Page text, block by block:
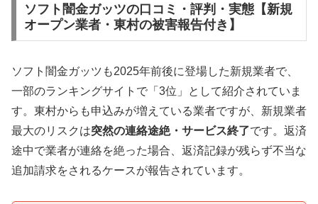
ソフト闇金ガッツの口コミ・評判・実態【新規
オープン業者・東村の被害報告付き】
ソフト闇金ガッツも2025年前後に登場した新規業者で、
一部のランキングサイトで「3位」として紹介されていま
す。東村からも申込みが増えている業者ですが、新規業者
最大のリスクは突然の連絡途絶・サービス終了です。返済
途中で業者が連絡を絶った場合、返済記録が残らず不当な
追加請求をされるケースが報告されています。